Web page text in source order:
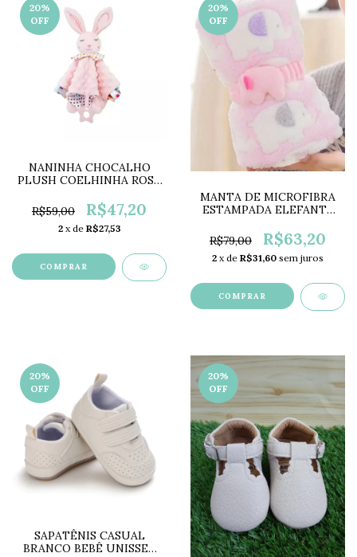
20%
OFF
NANINHA CHOCALHO
PLUSH COELHINHA ROSA
R$59,00
R$47,20
2 x de R$27,53
COMPRAR
20%
OFF
MANTA DE MICROFIBRA
ESTAMPADA ELEFANTE
R$79,00
R$63,20
2 x de R$31,60 sem juros
COMPRAR
20%
OFF
SAPATÊNIS CASUAL
BRANCO BEBÊ UNISSEX
20%
OFF